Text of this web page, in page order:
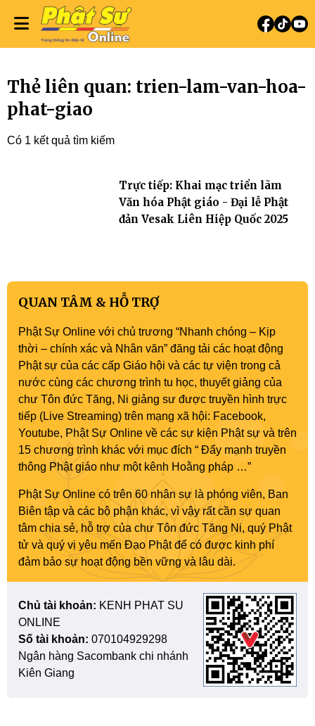
Thẻ liên quan: trien-lam-van-hoa-
phat-giao
Có 1 kết quả tìm kiếm
Trực tiếp: Khai mạc triển lãm
Văn hóa Phật giáo - Đại lễ Phật
đản Vesak Liên Hiệp Quốc 2025
QUAN TÂM & HỖ TRỢ
Phật Sự Online với chủ trương “Nhanh chóng – Kịp
thời – chính xác và Nhân văn” đăng tải các hoạt động
Phật sự của các cấp Giáo hội và các tự viện trong cả
nước cùng các chương trình tu học, thuyết giảng của
chư Tôn đức Tăng, Ni giảng sư được truyền hình trực
tiếp (Live Streaming) trên mạng xã hội: Facebook,
Youtube, Phật Sự Online về các sự kiện Phật sự và trên
15 chương trình khác với mục đích “ Đẩy mạnh truyền
thông Phật giáo như một kênh Hoằng pháp …”
Phật Sự Online có trên 60 nhân sự là phóng viên, Ban
Biên tập và các bộ phận khác, vì vậy rất cần sự quan
tâm chia sẻ, hỗ trợ của chư Tôn đức Tăng Ni, quý Phật
tử và quý vị yêu mến Đạo Phật để có được kinh phí
đảm bảo sự hoạt động bền vững và lâu dài.
Chủ tài khoản: KENH PHAT SU
ONLINE
Số tài khoản: 070104929298
Ngân hàng Sacombank chi nhánh
Kiên Giang